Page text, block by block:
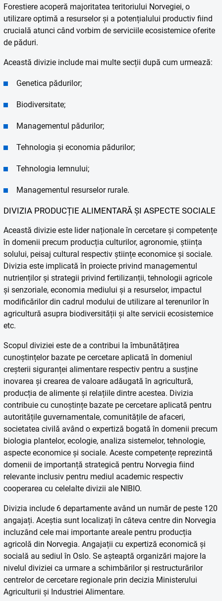
Forestiere acoperă majoritatea teritoriului Norvegiei, o
utilizare optimă a resurselor și a potențialului productiv fiind
crucială atunci când vorbim de serviciile ecosistemice oferite
de păduri.
Această divizie include mai multe secții după cum urmează:
Genetica pădurilor;
Biodiversitate;
Managementul pădurilor;
Tehnologia și economia pădurilor;
Tehnologia lemnului;
Managementul resurselor rurale.
DIVIZIA PRODUCȚIE ALIMENTARĂ ȘI ASPECTE SOCIALE
Această divizie este lider naționale în cercetare și competențe
în domenii precum producția culturilor, agronomie, știința
solului, peisaj cultural respectiv științe economice și sociale.
Divizia este implicată în proiecte privind managementul
nutrienților și strategii privind fertilizanții, tehnologii agricole
și senzoriale, economia mediului și a resurselor, impactul
modificărilor din cadrul modului de utilizare al terenurilor în
agricultură asupra biodiversității și alte servicii ecosistemice
etc.
Scopul diviziei este de a contribui la îmbunătățirea
cunoștințelor bazate pe cercetare aplicată în domeniul
creșterii siguranței alimentare respectiv pentru a susține
inovarea și crearea de valoare adăugată în agricultură,
producția de alimente și relațiile dintre acestea. Divizia
contribuie cu cunoștințe bazate pe cercetare aplicată pentru
autoritățile guvernamentale, comunitățile de afaceri,
societatea civilă având o expertiză bogată în domenii precum
biologia plantelor, ecologie, analiza sistemelor, tehnologie,
aspecte economice și sociale. Aceste competențe reprezintă
domenii de importanță strategică pentru Norvegia fiind
relevante inclusiv pentru mediul academic respectiv
cooperarea cu celelalte divizii ale NIBIO.
Divizia include 6 departamente având un număr de peste 120
angajați. Aceștia sunt localizați în câteva centre din Norvegia
incluzând cele mai importante areale pentru producția
agricolă din Norvegia. Angajații cu expertiză economică și
socială au sediul în Oslo. Se așteaptă organizări majore la
nivelul diviziei ca urmare a schimbărilor și restructurărilor
centrelor de cercetare regionale prin decizia Ministerului
Agriculturii și Industriei Alimentare.